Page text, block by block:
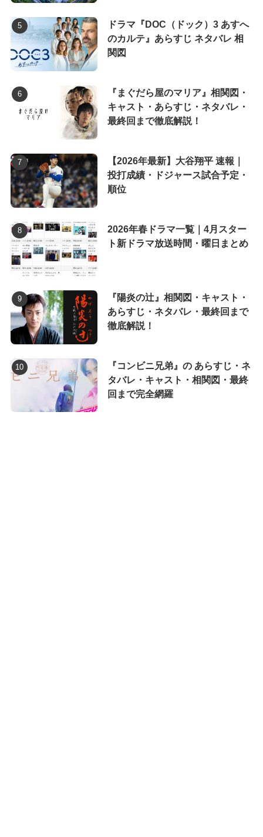
ドラマ『DOC（ドック）3 あすへ
のカルテ』あらすじ ネタバレ 相
関図
『まぐだら屋のマリア』相関図・
キャスト・あらすじ・ネタバレ・
最終回まで徹底解説！
【2026年最新】大谷翔平 速報｜
投打成績・ドジャース試合予定・
順位
2026年春ドラマ一覧｜4月スター
ト新ドラマ放送時間・曜日まとめ
『陽炎の辻』相関図・キャスト・
あらすじ・ネタバレ・最終回まで
徹底解説！
『コンビニ兄弟』の あらすじ・ネ
タバレ・キャスト・相関図・最終
回まで完全網羅